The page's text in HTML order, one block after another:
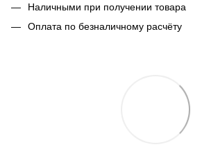
Наличными при получении товара
Оплата по безналичному расчёту